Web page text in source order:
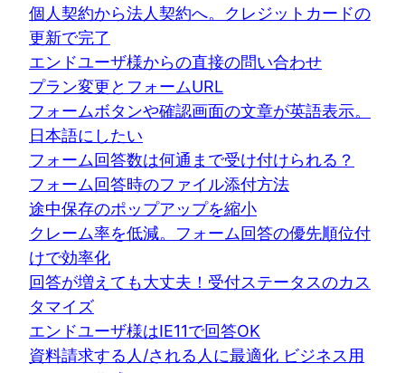
個人契約から法人契約へ。クレジットカードの
更新で完了
エンドユーザ様からの直接の問い合わせ
プラン変更とフォームURL
フォームボタンや確認画面の文章が英語表示。
日本語にしたい
フォーム回答数は何通まで受け付けられる？
フォーム回答時のファイル添付方法
途中保存のポップアップを縮小
クレーム率を低減。フォーム回答の優先順位付
けで効率化
回答が増えても大丈夫！受付ステータスのカス
タマイズ
エンドユーザ様はIE11で回答OK
資料請求する人/される人に最適化 ビジネス用